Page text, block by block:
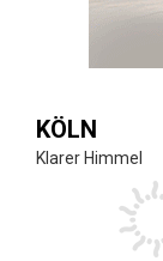
KÖLN
Klarer Himmel